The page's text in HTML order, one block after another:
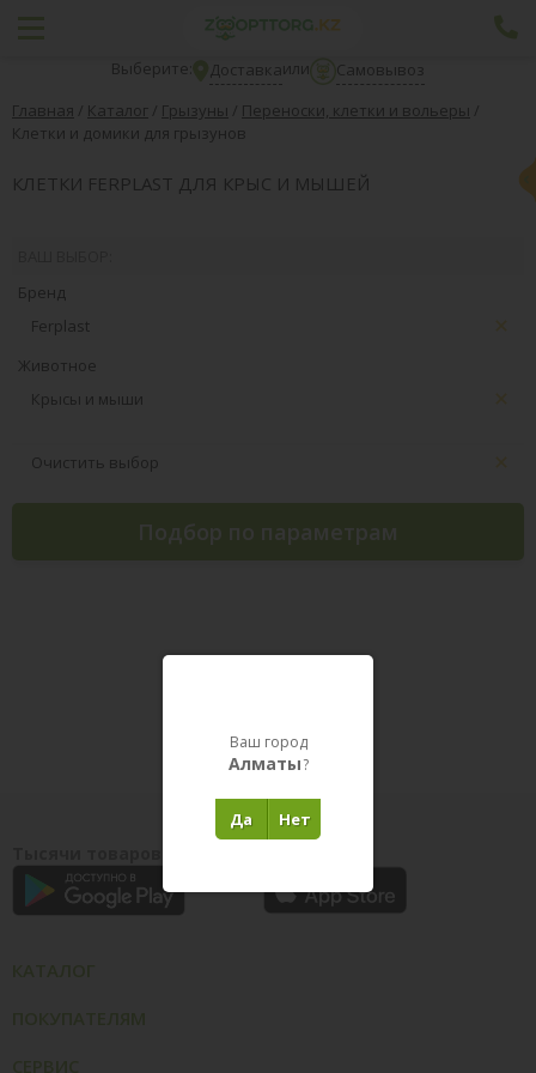
Выберите: Доставкаили
Самовывоз
Главная / Каталог / Грызуны / Переноски, клетки и вольеры /
Клетки и домики для грызунов
КЛЕТКИ FERPLAST ДЛЯ КРЫС И МЫШЕЙ
Бренд
Ferplast
Животное
Крысы и мыши
Очистить выбор
Подбор по параметрам
Ваш город
Алматы?
Нет
Да